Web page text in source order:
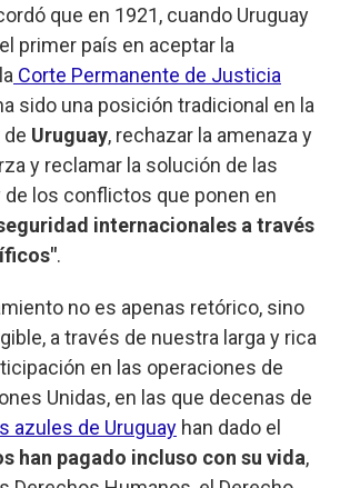
que en 1921, cuando Uruguay
primer país en aceptar la
Corte Permanente de Justicia
sido una posición tradicional en la
Uruguay, rechazar la amenaza y
y reclamar la solución de las
los conflictos que ponen en
internacionales a través
.
no es apenas retórico, sino
a través de nuestra larga y rica
en las operaciones de
Unidas, en las que decenas de
azules de Uruguay han dado el
han pagado incluso con su vida,